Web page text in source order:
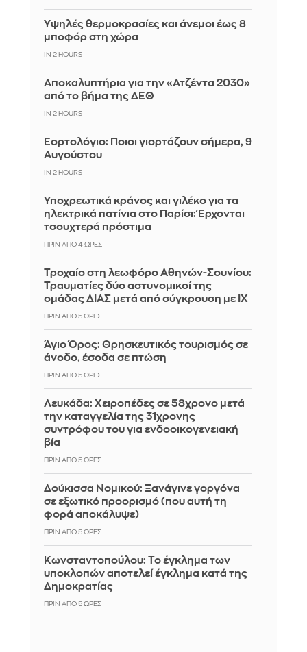
Υψηλές θερμοκρασίες και άνεμοι έως 8
μποφόρ στη χώρα
IN 2 HOURS
Αποκαλυπτήρια για την «Ατζέντα 2030»
από το βήμα της ΔΕΘ
IN 2 HOURS
Εορτολόγιο: Ποιοι γιορτάζουν σήμερα, 9
Αυγούστου
IN 2 HOURS
Υποχρεωτικά κράνος και γιλέκο για τα
ηλεκτρικά πατίνια στο Παρίσι: Έρχονται
τσουχτερά πρόστιμα
ΠΡΙΝ ΑΠΌ 4 ΏΡΕΣ
Τροχαίο στη λεωφόρο Αθηνών-Σουνίου:
Τραυματίες δύο αστυνομικοί της
ομάδας ΔΙΑΣ μετά από σύγκρουση με ΙΧ
ΠΡΙΝ ΑΠΌ 5 ΏΡΕΣ
Άγιο Όρος: Θρησκευτικός τουρισμός σε
άνοδο, έσοδα σε πτώση
ΠΡΙΝ ΑΠΌ 5 ΏΡΕΣ
Λευκάδα: Χειροπέδες σε 58χρονο μετά
την καταγγελία της 31χρονης
συντρόφου του για ενδοοικογενειακή
βία
ΠΡΙΝ ΑΠΌ 5 ΏΡΕΣ
Δούκισσα Νομικού: Ξανάγινε γοργόνα
σε εξωτικό προορισμό (που αυτή τη
φορά αποκάλυψε)
ΠΡΙΝ ΑΠΌ 5 ΏΡΕΣ
Κωνσταντοπούλου: Το έγκλημα των
υποκλοπών αποτελεί έγκλημα κατά της
Δημοκρατίας
ΠΡΙΝ ΑΠΌ 5 ΏΡΕΣ